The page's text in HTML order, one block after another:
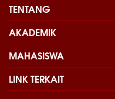
TENTANG
AKADEMIK
MAHASISWA
LINK TERKAIT